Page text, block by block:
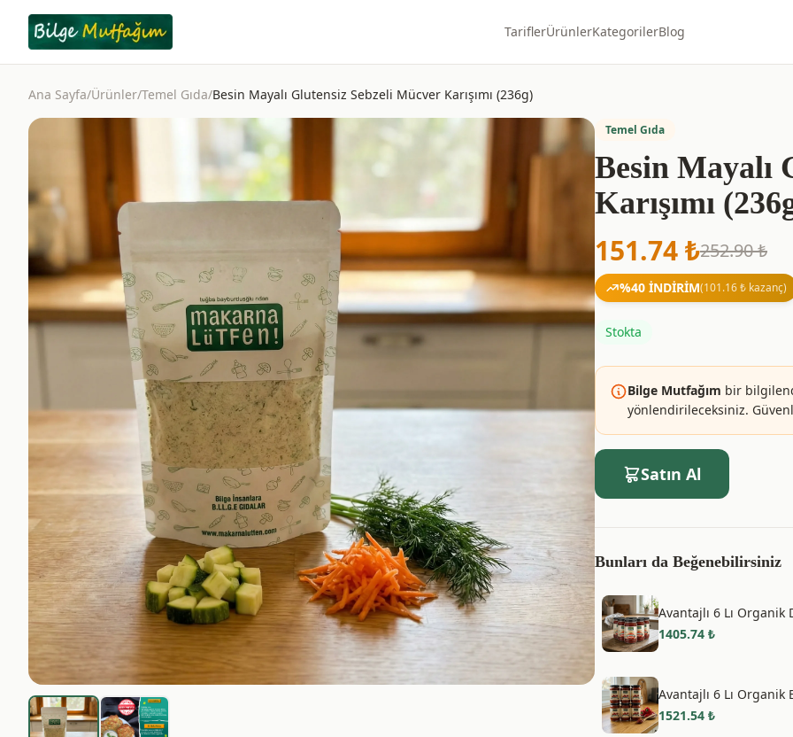
TariflerÜrünlerKategorilerBlog
Ana Sayfa/Ürünler/Temel Gıda/Besin Mayalı Glutensiz Sebzeli Mücver Karışımı (236g)
Temel Gıda
Besin Mayalı
Karışımı
151.74₺252.90₺
%40 İNDİRİM(101.16₺ kazanç)
Stokta
Bilge Mutfağım bir
yönlendirileceksiniz.
Satın Al
Bunları da Beğenebilirsiniz
Avantajlı 6 Lı Organik
1405.74 ₺
Avantajlı 6 Lı Organik
1521.54 ₺